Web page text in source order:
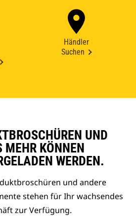
Händler
Suchen
UND
MEHR KÖNNEN
WERDEN.
und andere
stehen für Ihr wachsendes
zur Verfügung.